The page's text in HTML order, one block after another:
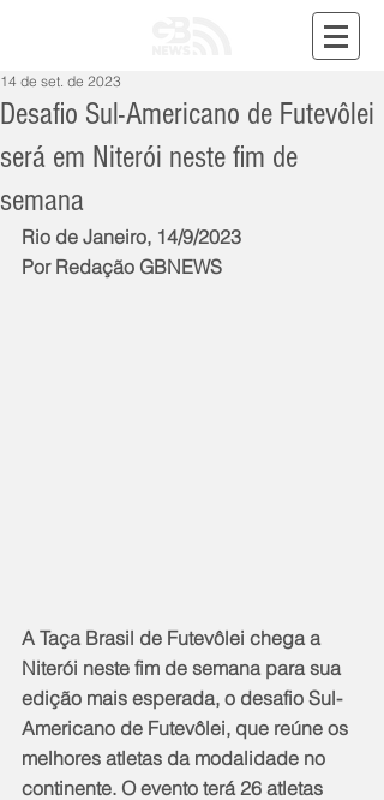
Desafio Sul-Americano de Futevôlei
será em Niterói neste fim de
semana
14 de set. de 2023
Rio de Janeiro, 14/9/2023
Por Redação GBNEWS
A Taça Brasil de Futevôlei chega a
Niterói neste fim de semana para sua
edição mais esperada, o desafio Sul-
Americano de Futevôlei, que reúne os
melhores atletas da modalidade no
continente. O evento terá 26 atletas